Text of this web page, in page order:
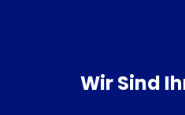
Wir Sind